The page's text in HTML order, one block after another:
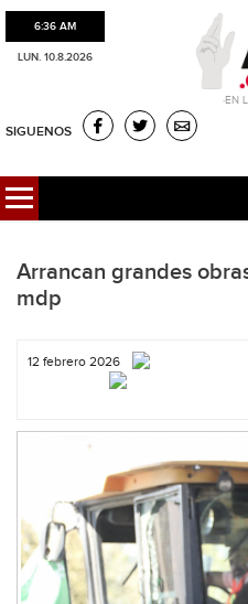
6:36 AM
LUN. 10.8.2026
SIGUENOS
Arrancan grandes
mdp
12 febrero 2026